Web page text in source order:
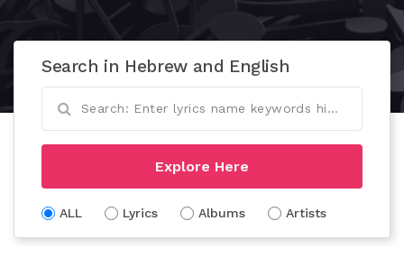
Search in Hebrew and English
Explore Here
ALL Lyrics Albums Artists